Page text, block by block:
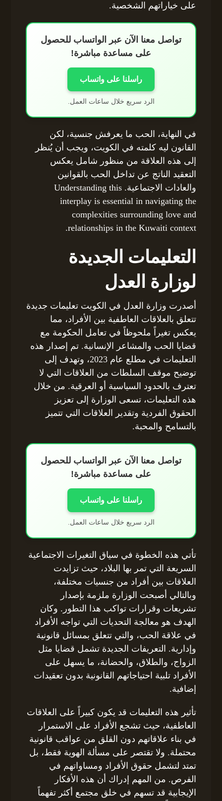
على خياراتهم الشخصية.
تواصل معنا الآن عبر الواتساب للحصول
على مساعدة مباشرة!
راسلنا على واتساب
الرد سريع خلال ساعات العمل.
في النهاية، الحب ما يعرفش جنسية، لكن
القانون ليه كلمته في الكويت، ويجب أن يُنظر
إلى هذه العلاقة من منظور شامل يعكس
التعقيد الناتج عن تداخل الحب بالقوانين
والعادات الاجتماعية. Understanding this
interplay is essential in navigating the
complexities surrounding love and
relationships in the Kuwaiti context.
التعليمات الجديدة
لوزارة العدل
أصدرت وزارة العدل في الكويت تعليمات جديدة
تتعلق بالعلاقات العاطفية بين الأفراد، مما
يعكس تغيراً ملحوظاً في تعامل الحكومة مع
قضايا الحب والمشاعر الإنسانية. تم إصدار هذه
التعليمات في مطلع عام 2023، وتهدف إلى
توضيح موقف السلطات من العلاقات التي لا
تعترف بالحدود السياسية أو العرقية. من خلال
هذه التعليمات، تسعى الوزارة إلى تعزيز
الحقوق الفردية وتقدير العلاقات التي تتميز
بالتسامح والمحبة.
تواصل معنا الآن عبر الواتساب للحصول
على مساعدة مباشرة!
راسلنا على واتساب
الرد سريع خلال ساعات العمل.
تأتي هذه الخطوة في سياق التغيرات الاجتماعية
السريعة التي تمر بها البلاد، حيث تزايدت
العلاقات بين أفراد من جنسيات مختلفة،
وبالتالي أصبحت الوزارة ملزمة بإصدار
تشريعات وقرارات تواكب هذا التطور. وكان
الهدف هو معالجة التحديات التي تواجه الأفراد
في علاقة الحب، والتي تتعلق بمسائل قانونية
وإدارية. التعريفات الجديدة تشمل قضايا مثل
الزواج، والطلاق، والحضانة، ما يسهل على
الأفراد تلبية احتياجاتهم القانونية بدون تعقيدات
إضافية.
تأثير هذه التعليمات قد يكون كبيراً على العلاقات
العاطفية، حيث تشجع الأفراد على الاستمرار
في بناء علاقاتهم دون القلق من عواقب قانونية
محتملة. ولا تقتصر على مسألة الهوية فقط، بل
تمتد لتشمل حقوق الأفراد ومساواتهم في
الفرص. من المهم إدراك أن هذه الأفكار
الإيجابية قد تسهم في خلق مجتمع أكثر تفهماً